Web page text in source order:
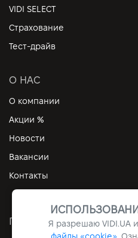
VIDI SELECT
Страхование
Тест-драйв
О НАС
О компании
Акции %
Новости
Вакансии
Контакты
ПОЛЕЗНЫЕ ССЫЛКИ
Я разрешаю VIDI.UA